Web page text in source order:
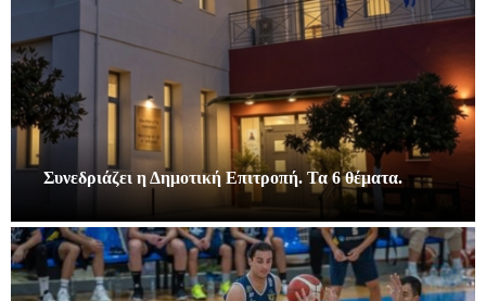
Συνεδριάζει η Δημοτική Επιτροπή. Τα 6 θέματα.